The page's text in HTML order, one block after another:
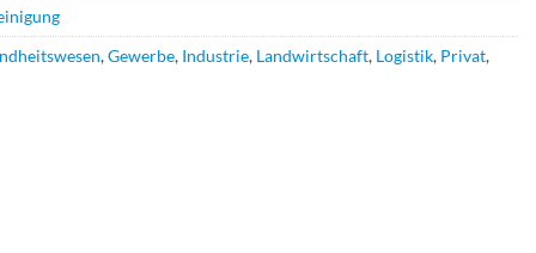
,Gewerbe, Industrie, Landwirtschaft, Logistik, Privat,